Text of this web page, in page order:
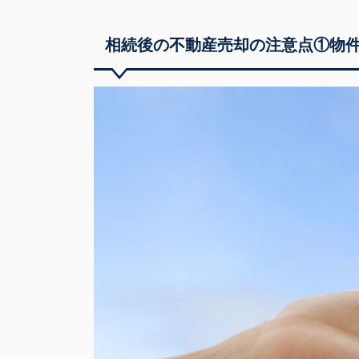
相続後の不動産売却の注意点①物